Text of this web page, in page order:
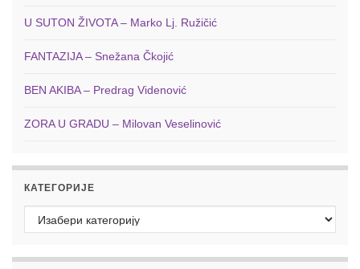
U SUTON ŽIVOTA – Marko Lj. Ružičić
FANTAZIJA – Snežana Čkojić
BEN AKIBA – Predrag Videnović
ZORA U GRADU – Milovan Veselinović
КАТЕГОРИЈЕ
Категорије